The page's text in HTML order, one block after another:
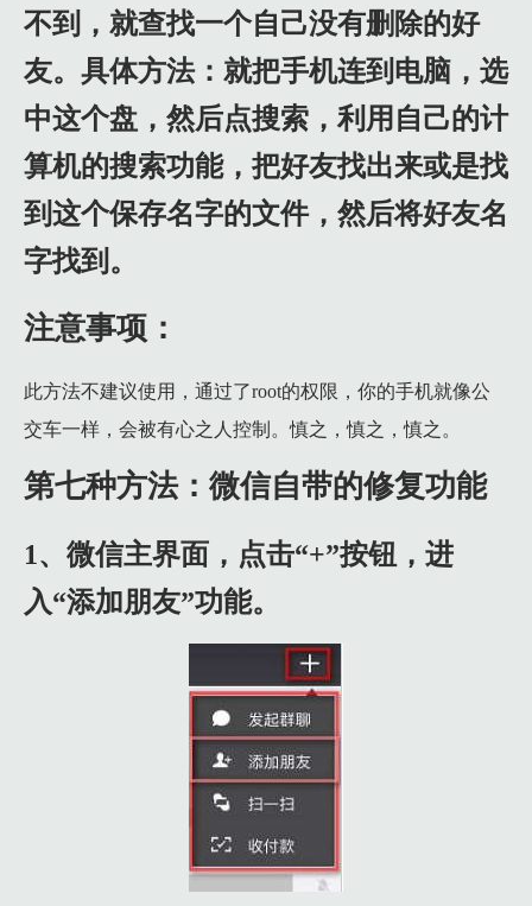
不到，就查找一个自己没有删除的好
友。具体方法：就把手机连到电脑，选
中这个盘，然后点搜索，利用自己的计
算机的搜索功能，把好友找出来或是找
到这个保存名字的文件，然后将好友名
字找到。
注意事项：
此方法不建议使用，通过了root的权限，你的手机就像公
交车一样，会被有心之人控制。慎之，慎之，慎之。
第七种方法：微信自带的修复功能
1、微信主界面，点击“+”按钮，进
入“添加朋友”功能。